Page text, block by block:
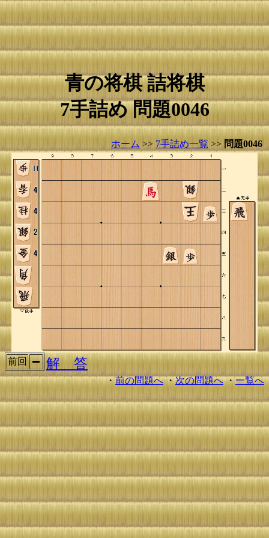
青の将棋 詰将棋
7手詰め 問題0046
ホーム >> 7手詰め一覧 >> 問題0046
前回 解 答
・前の問題へ・次の問題へ・一覧へ